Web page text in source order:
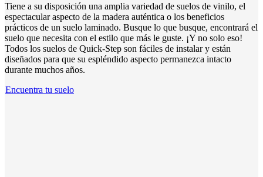
Tiene a su disposición una amplia variedad de suelos de vinilo, el
espectacular aspecto de la madera auténtica o los beneficios
prácticos de un suelo laminado. Busque lo que busque, encontrará el
suelo que necesita con el estilo que más le guste. ¡Y no solo eso!
Todos los suelos de Quick-Step son fáciles de instalar y están
diseñados para que su espléndido aspecto permanezca intacto
durante muchos años.
Encuentra tu suelo